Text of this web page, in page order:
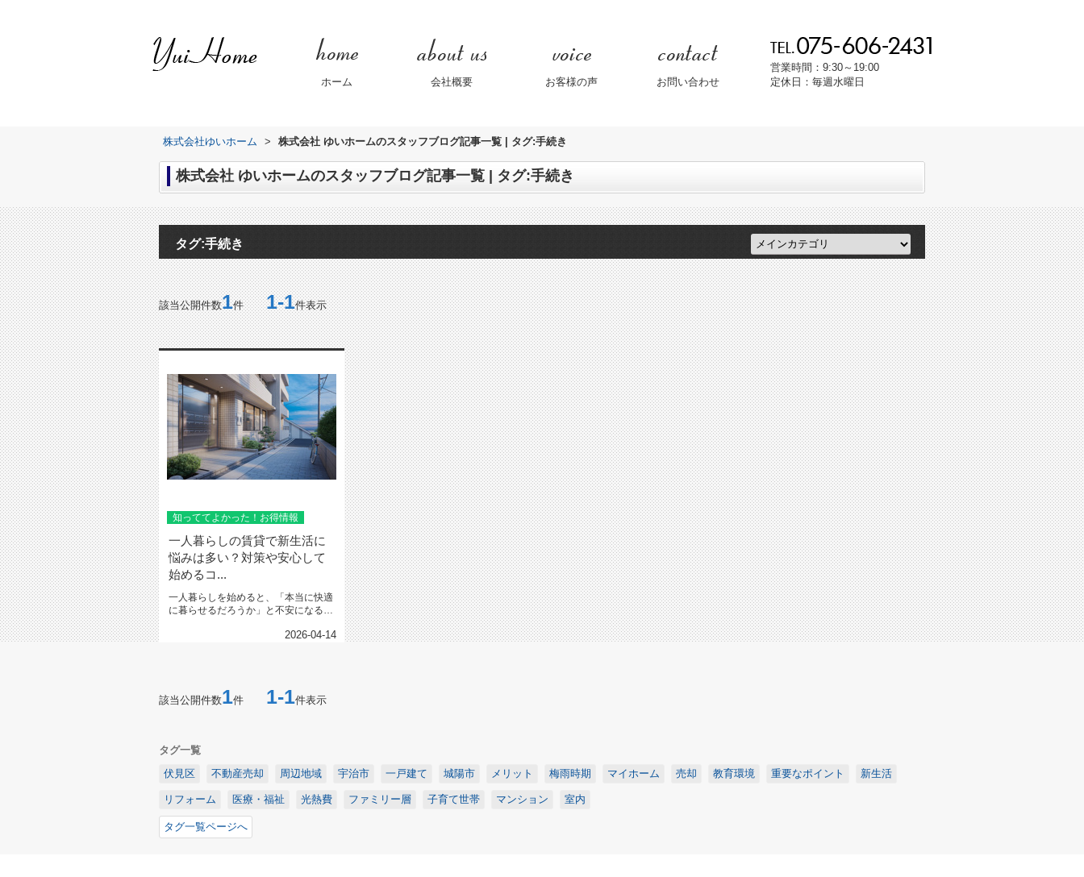
ホーム 会社概要 お客様の声 お問い合わせ
営業時間：9:30～19:00
定休日：毎週水曜日
株式会社ゆいホーム > 株式会社 ゆいホームのスタッフブログ記事一覧 | タグ:手続き
株式会社 ゆいホームのスタッフブログ記事一覧 | タグ:手続き
タグ:手続き
該当公開件数1件1-1件表示
知っててよかった！お得情報
一人暮らしの賃貸で新生活に
悩みは多い？対策や安心して
始めるコ...
一人暮らしを始めると、「本当に快適
に暮らせるだろうか」と不安になる方
2026-04-14
該当公開件数1件 1-1件表示
タグ一覧
伏見区
不動産売却 周辺地域 宇治市 一戸建て 城陽市 メリット 梅雨時期 マイホーム 売却 教育環境 重要なポイント 新生活
リフォーム 医療・福祉 光熱費 ファミリー層 子育て世帯 マンション 室内
タグ一覧ページへ